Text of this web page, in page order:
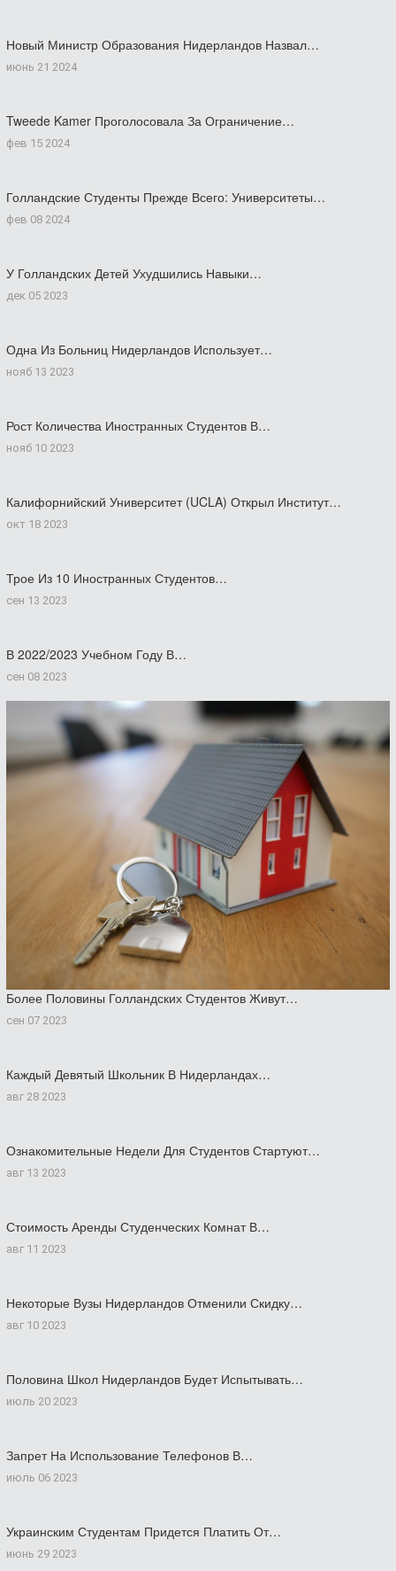
Новый Министр Образования Нидерландов Назвал…
июнь 21 2024
Tweede Kamer Проголосовала За Ограничение…
фев 15 2024
Голландские Студенты Прежде Всего: Университеты…
фев 08 2024
У Голландских Детей Ухудшились Навыки…
дек 05 2023
Одна Из Больниц Нидерландов Использует…
нояб 13 2023
Рост Количества Иностранных Студентов В…
нояб 10 2023
Калифорнийский Университет (UCLA) Открыл Институт…
окт 18 2023
Трое Из 10 Иностранных Студентов…
сен 13 2023
В 2022/2023 Учебном Году В…
сен 08 2023
Более Половины Голландских Студентов Живут…
сен 07 2023
Каждый Девятый Школьник В Нидерландах…
авг 28 2023
Ознакомительные Недели Для Студентов Стартуют…
авг 13 2023
Стоимость Аренды Студенческих Комнат В…
авг 11 2023
Некоторые Вузы Нидерландов Отменили Скидку…
авг 10 2023
Половина Школ Нидерландов Будет Испытывать…
июль 20 2023
Запрет На Использование Телефонов В…
июль 06 2023
Украинским Студентам Придется Платить От…
июнь 29 2023